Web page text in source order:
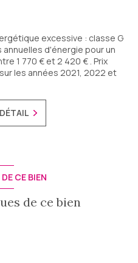
excessive : classe G
d'énergie pour un
1 770 € et 2 420 € . Prix
les années 2021, 2022 et
CE BIEN
de ce bien